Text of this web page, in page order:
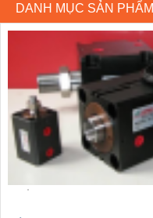
DANH MỤC SẢN PHẨM